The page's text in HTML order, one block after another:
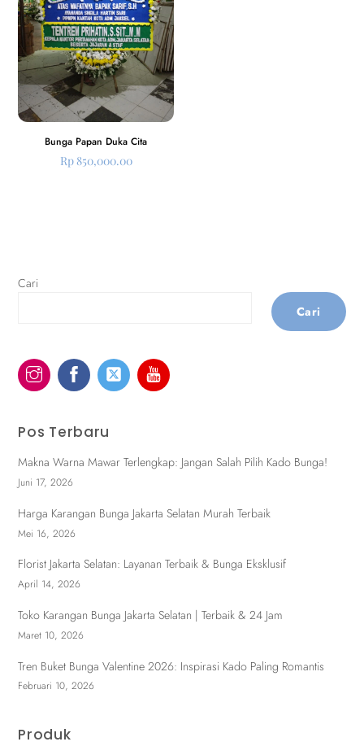
Bunga Papan Duka Cita
Rp850,000.00
Cari
Cari
Pos Terbaru
Makna Warna Mawar Terlengkap: Jangan Salah Pilih Kado Bunga!
Juni 17, 2026
Harga Karangan Bunga Jakarta Selatan Murah Terbaik
Mei 16, 2026
Florist Jakarta Selatan: Layanan Terbaik & Bunga Eksklusif
April 14, 2026
Toko Karangan Bunga Jakarta Selatan | Terbaik & 24 Jam
Maret 10, 2026
Tren Buket Bunga Valentine 2026: Inspirasi Kado Paling Romantis
Februari 10, 2026
Produk